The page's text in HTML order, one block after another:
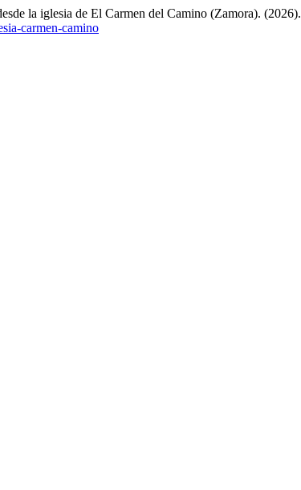
la iglesia de El Carmen del Camino (Zamora). (2026).
carmen-camino